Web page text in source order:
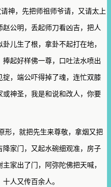
神，先把师祖师爷请，又请太上
公明，丢起师刀看凶吉，把人
儿生了根，拿卦不起打在地，
起好样佛一尊，口吐法水喷出
，端公吓得掉了魂，连忙双膝
神圣，我是和说和改人，你要
形，就把先生来尊敬，拿烟又把
家门，又起水碗细观准，房子
家出了门，阿弥陀佛把天喊，
人又传百余人。